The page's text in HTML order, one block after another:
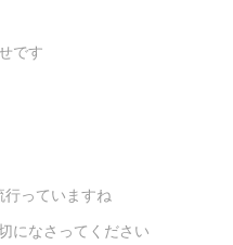
です
行っていますね
になさってください